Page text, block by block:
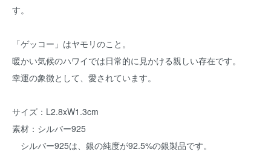
す。
「ゲッコー」はヤモリのこと。
暖かい気候のハワイでは日常的に見かける親しい存在です。
幸運の象徴として、愛されています。
サイズ：L2.8xW1.3cm
素材：シルバー925
シルバー925は、銀の純度が92.5%の銀製品です。